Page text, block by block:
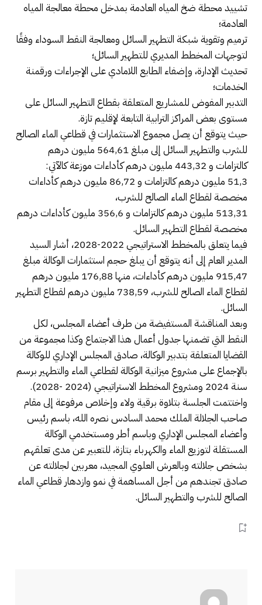
تشييد محطة ضخ المياه العادمة بمدخل محطة معالجة المياه
العادمة؛
ترميم وتقوية شبكة التطهير السائل ومعالجة النقط السوداء وفقًا
لتوجهات المخطط المديري للتطهير السائل؛
تحديث الإدارة، وإضفاء الطابع اللامادي على الإجراءات ورقمنة
الخدمات؛
التدبير المفوض للمشاريع المتعلقة بقطاع التطهير السائل على
مستوى بعض المراكز الترابية التابعة لإقليم تازة.
حيث يتوقع أن يصل مجموع الاستثمارات في قطاعي الماء الصالح
للشرب والتطهير السائل إلى مبلغ 564,61 مليون درهم
كالتزامات و 443,32 مليون درهم كأداءات موزعة كالآتي:
51,3 مليون درهم كالتزامات و 86,72 مليون درهم كأداءات
مخصصة لقطاع الماء الصالح للشرب،
513,31 مليون درهم كالتزامات و 356,6 مليون كأداءات درهم
مخصصة لقطاع التطهير السائل.
فيما يتعلق بالمخطط الاستراتيجي 2022-2028، أشار السيد
المدير العام إلى أنه يتوقع أن يبلغ حجم استثمارات الوكالة مبلغ
915,47 مليون درهم كأداءات، منها 176,88 مليون درهم
لقطاع الماء الصالح للشرب، 738,59 مليون درهم لقطاع التطهير
السائل.
وبعد المناقشة المستفيضة من طرف أعضاء المجلس، لكل
النقط التي تضمنها جدول أعمال هذا الاجتماع وكذا مجموعة من
القضايا المتعلقة بتدبير الوكالة، صادق المجلس الإداري للوكالة
بالإجماع على مشروع ميزانية الوكالة لقطاعي الماء والتطهير برسم
سنة 2024 ومشروع المخطط الاستراتيجي (2024 -2028).
واختتمت الجلسة بتلاوة برقية ولاء وإخلاص مرفوعة إلى مقام
صاحب الجلالة الملك محمد السادس نصره الله، باسم رئيس
وأعضاء المجلس الإداري وباسم أطر ومستخدمي الوكالة
المستقلة لتوزيع الماء والكهرباء بتازة، للتعبير عن مدى تعلقهم
بشخص جلالته وبالعرش العلوي المجيد، معربين لجلالته عن
صادق تجندهم من أجل المساهمة في نمو وازدهار قطاعي الماء
الصالح للشرب والتطهير السائل.